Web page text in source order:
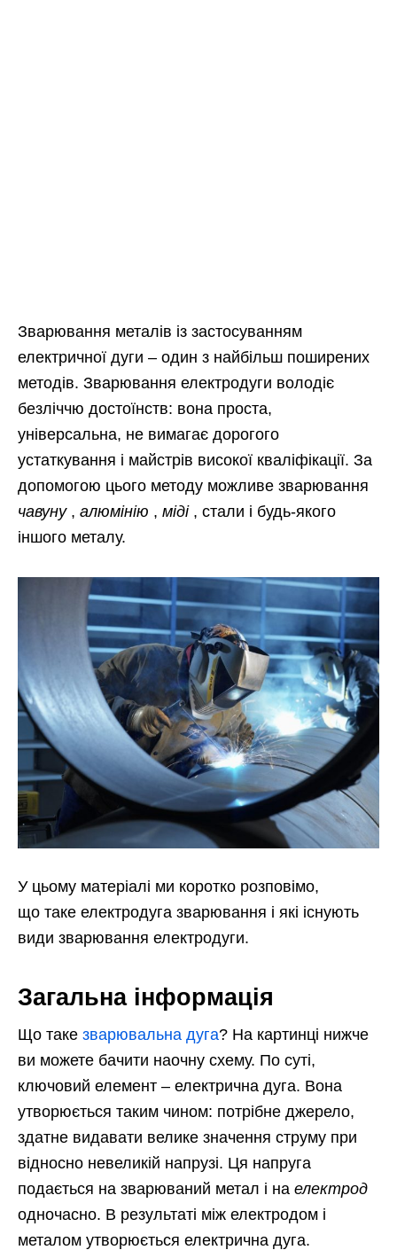
Зварювання металів із застосуванням
електричної дуги – один з найбільш поширених
методів. Зварювання електродуги володіє
безліччю достоїнств: вона проста,
універсальна, не вимагає дорогого
устаткування і майстрів високої кваліфікації. За
допомогою цього методу можливе зварювання
чавуну , алюмінію , міді , стали і будь-якого
іншого металу.
У цьому матеріалі ми коротко розповімо,
що таке електродуга зварювання і які існують
види зварювання електродуги.
Загальна інформація
Що таке зварювальна дуга? На картинці нижче
ви можете бачити наочну схему. По суті,
ключовий елемент – електрична дуга. Вона
утворюється таким чином: потрібне джерело,
здатне видавати велике значення струму при
відносно невеликій напрузі. Ця напруга
подається на зварюваний метал і на електрод
одночасно. В результаті між електродом і
металом утворюється електрична дуга.